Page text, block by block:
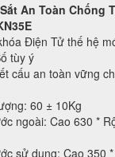
An Toàn Chống
Điện Tử thế hệ
tùy ý
cấu an toàn vững
60 ± 10Kg
ngoài: Cao 630 *
sử dụng: Cao 350